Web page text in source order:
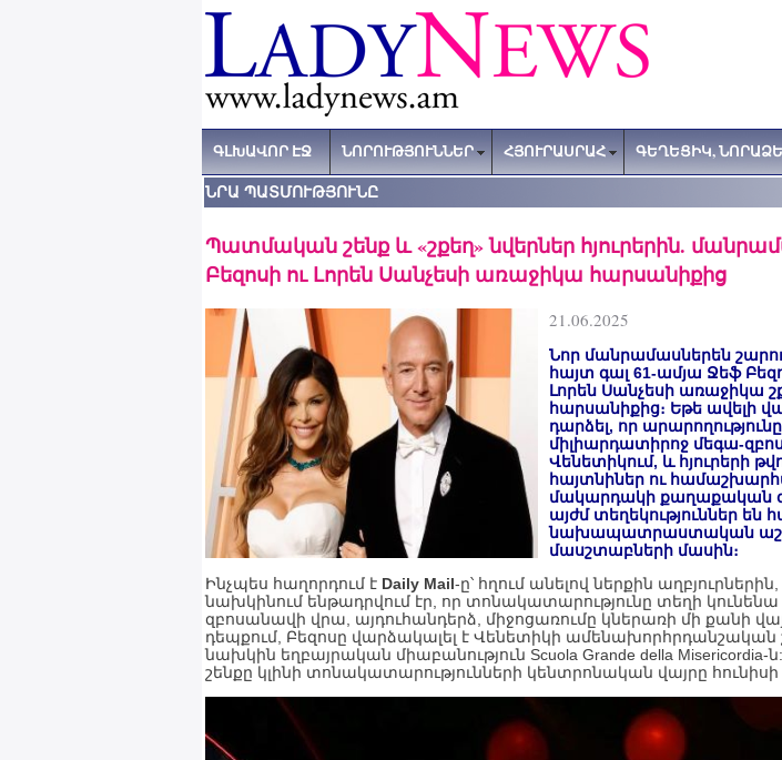
ԳԼԽԱՎՈՐ ԷՋ ՆՈՐՈՒԹՅՈՒՆՆԵՐ ՀՅՈՒՐԱՍՐԱՀ ԳԵՂԵՑԻԿ,
ՆՐԱ ՊԱՏՄՈՒԹՅՈՒՆԸ
Պատմական շենք և «շքեղ» նվերներ հյուրերին.
Բեզոսի ու Լորեն Սանչեսի առաջիկա հարսանիքից
21.06.2025
Նոր մանրամասներեն
հայտ գալ 61-ամյա Ջեֆ
Լորեն Սանչեսի առաջիկա
հարսանիքից։ Եթե ավելի
դարձել, որ
միլիարդատիրոջ մեգա-
Վենետիկում, և հյուրերի
հայտնիներ ու
մակարդակի քաղաքական
այժմ տեղեկություններ են
նախապատրաստական
մասշտաբների մասին։
Ինչպես հաղորդում է Daily Mail-ը՝ հղում անելով ներքին
նախկինում ենթադրվում էր, որ տոնակատարությունը տեղի
զբոսանավի վրա, այդուհանդերձ, միջոցառումը կներառի մի քանի
դեպքում, Բեզոսը վարձակալել է Վենետիկի ամենախորհրդանշական
նախկին եղբայրական միաբանություն Scuola Grande della Misericordia-
շենքը կլինի տոնակատարությունների կենտրոնական վայրը հունիսի